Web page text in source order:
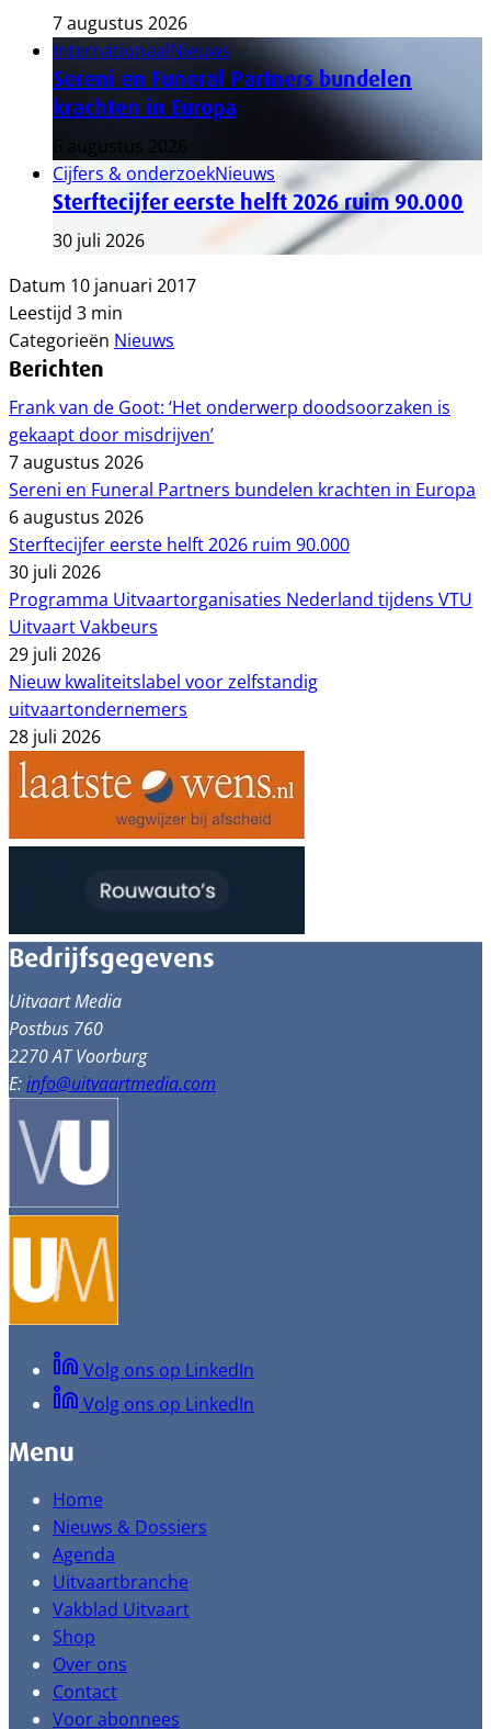
7 augustus 2026
InternationaalNieuws
Sereni en Funeral Partners bundelen
krachten in Europa
6 augustus 2026
Cijfers & onderzoekNieuws
Sterftecijfer eerste helft 2026 ruim 90.000
30 juli 2026
Datum 10 januari 2017
Leestijd 3 min
Categorieën Nieuws
Berichten
Frank van de Goot: ‘Het onderwerp doodsoorzaken is
gekaapt door misdrijven’
7 augustus 2026
Sereni en Funeral Partners bundelen krachten in Europa
6 augustus 2026
Sterftecijfer eerste helft 2026 ruim 90.000
30 juli 2026
Programma Uitvaartorganisaties Nederland tijdens VTU
Uitvaart Vakbeurs
29 juli 2026
Nieuw kwaliteitslabel voor zelfstandig
uitvaartondernemers
28 juli 2026
Bedrijfsgegevens
Uitvaart Media
Postbus 760
2270 AT Voorburg
E:info@uitvaartmedia.com
Volg ons op LinkedIn
Volg ons op LinkedIn
Menu
Home
Nieuws & Dossiers
Agenda
Uitvaartbranche
Vakblad Uitvaart
Shop
Over ons
Contact
Voor abonnees